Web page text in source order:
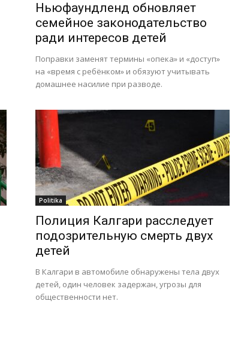
Ньюфаундленд обновляет
семейное законодательство
ради интересов детей
Поправки заменят термины «опека» и «доступ»
на «время с ребёнком» и обязуют учитывать
домашнее насилие при разводе.
Politika
Полиция Калгари расследует
подозрительную смерть двух
детей
В Калгари в автомобиле обнаружены тела двух
детей, один человек задержан, угрозы для
общественности нет.